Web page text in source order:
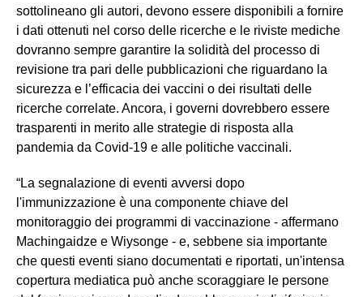
sottolineano gli autori, devono essere disponibili a fornire
i dati ottenuti nel corso delle ricerche e le riviste mediche
dovranno sempre garantire la solidità del processo di
revisione tra pari delle pubblicazioni che riguardano la
sicurezza e l’efficacia dei vaccini o dei risultati delle
ricerche correlate. Ancora, i governi dovrebbero essere
trasparenti in merito alle strategie di risposta alla
pandemia da Covid-19 e alle politiche vaccinali.
“La segnalazione di eventi avversi dopo
l'immunizzazione è una componente chiave del
monitoraggio dei programmi di vaccinazione - affermano
Machingaidze e Wiysonge - e, sebbene sia importante
che questi eventi siano documentati e riportati, un'intensa
copertura mediatica può anche scoraggiare le persone